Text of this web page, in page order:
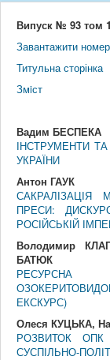
Випуск № 93 том
Завантажити
Титульна сторінка
Змiст
Вадим БЕСПЕКА
ІНСТРУМЕНТИ
УКРАЇНИ
Антон ГАУК
САКРАЛІЗАЦІЯ
ПРЕСИ:
РОСІЙСЬКІЙ
Володимир
БАТЮК
ЕКСКУРС)
Олеся КУЦЬКА,
РОЗВИТОК ОПК
СУСПІЛЬНО-